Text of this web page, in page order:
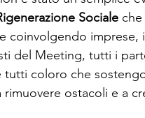
Sociale che
coinvolgendo imprese,
del Meeting, tutti i
tutti coloro che
ostacoli e a